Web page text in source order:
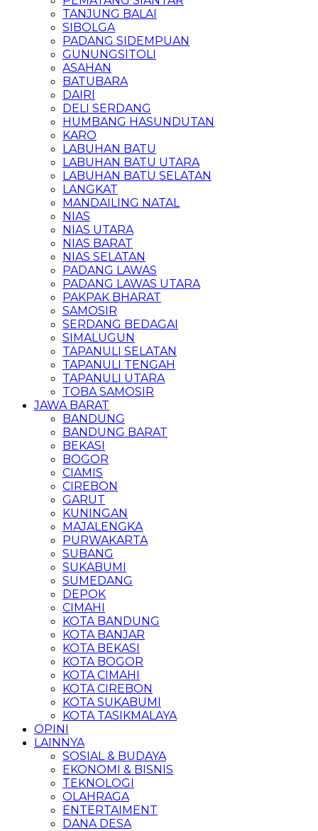
TANJUNG BALAI
SIBOLGA
PADANG SIDEMPUAN
GUNUNGSITOLI
ASAHAN
BATUBARA
DAIRI
DELI SERDANG
HUMBANG HASUNDUTAN
KARO
LABUHAN BATU
LABUHAN BATU UTARA
LABUHAN BATU SELATAN
LANGKAT
MANDAILING NATAL
NIAS
NIAS UTARA
NIAS BARAT
NIAS SELATAN
PADANG LAWAS
PADANG LAWAS UTARA
PAKPAK BHARAT
SAMOSIR
SERDANG BEDAGAI
SIMALUGUN
TAPANULI SELATAN
TAPANULI TENGAH
TAPANULI UTARA
TOBA SAMOSIR
JAWA BARAT
BANDUNG
BANDUNG BARAT
BEKASI
BOGOR
CIAMIS
CIREBON
GARUT
KUNINGAN
MAJALENGKA
PURWAKARTA
SUBANG
SUKABUMI
SUMEDANG
DEPOK
CIMAHI
KOTA BANDUNG
KOTA BANJAR
KOTA BEKASI
KOTA BOGOR
KOTA CIMAHI
KOTA CIREBON
KOTA SUKABUMI
KOTA TASIKMALAYA
OPINI
LAINNYA
SOSIAL & BUDAYA
EKONOMI & BISNIS
TEKNOLOGI
OLAHRAGA
ENTERTAIMENT
DANA DESA